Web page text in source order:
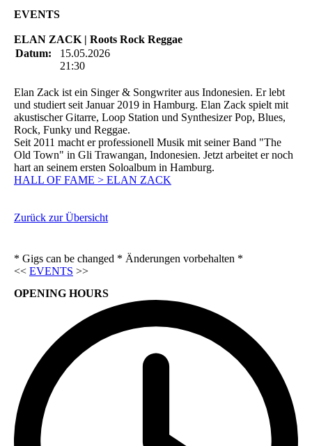
EVENTS
ELAN ZACK | Roots Rock Reggae
Datum:
15.05.2026
21:30
Elan Zack ist ein Singer & Songwriter aus Indonesien. Er lebt
und studiert seit Januar 2019 in Hamburg. Elan Zack spielt mit
akustischer Gitarre, Loop Station und Synthesizer Pop, Blues,
Rock, Funky und Reggae.
Seit 2011 macht er professionell Musik mit seiner Band "The
Old Town" in Gli Trawangan, Indonesien. Jetzt arbeitet er noch
hart an seinem ersten Soloalbum in Hamburg.
HALL OF FAME > ELAN ZACK
Zurück zur Übersicht
* Gigs can be changed * Änderungen vorbehalten *
<< EVENTS >>
OPENING HOURS